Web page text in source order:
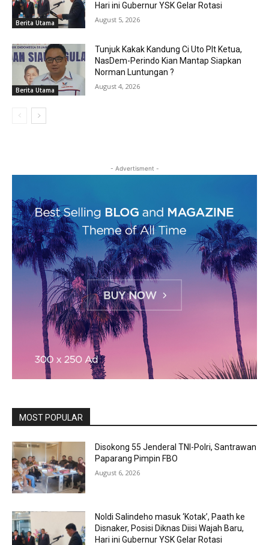
Berita Utama
Hari ini Gubernur YSK Gelar Rotasi
August 5, 2026
Berita Utama
Tunjuk Kakak Kandung Ci Uto Plt Ketua,
NasDem-Perindo Kian Mantap Siapkan
Norman Luntungan ?
August 4, 2026
- Advertisment -
MOST POPULAR
Disokong 55 Jenderal TNI-Polri, Santrawan
Paparang Pimpin FBO
August 6, 2026
Noldi Salindeho masuk ‘Kotak’, Paath ke
Disnaker, Posisi Diknas Diisi Wajah Baru,
Hari ini Gubernur YSK Gelar Rotasi